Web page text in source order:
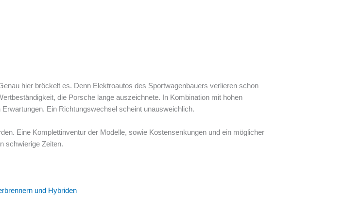
hier bröckelt es. Denn Elektroautos des Sportwagenbauers verlieren schon
die Porsche lange auszeichnete. In Kombination mit hohen
Ein Richtungswechsel scheint unausweichlich.
Eine Komplettinventur der Modelle, sowie Kostensenkungen und ein möglicher
schwierige Zeiten.
und Hybriden